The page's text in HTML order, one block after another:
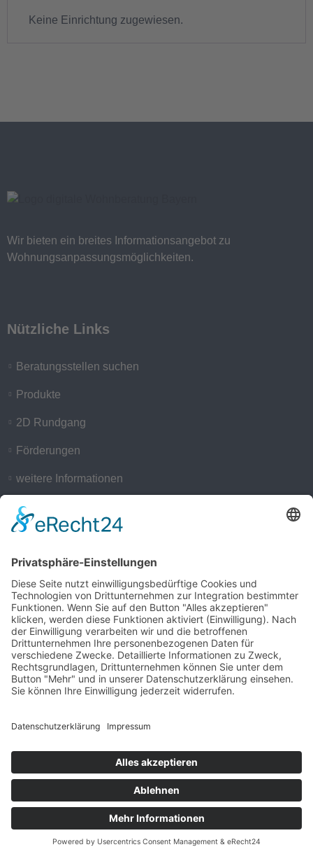
Keine Einrichtung zugewiesen.
Wir bieten ein breites Informationsangebot zu
Wohnungsanpassungsmöglichkeiten.
Nützliche Links
Beratungsstellen suchen
Produkte
2D Rundgang
Förderungen
weitere Informationen
© 2025 - Alle Rechte vorbehalten.
Impressum
Datenschutzerklärung
Erklärung zur Barrierefreiheit